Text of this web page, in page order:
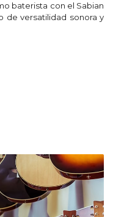
baterista con el Sabian
de versatilidad sonora y